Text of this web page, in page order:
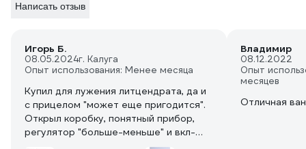
Написать отзыв
Игорь Б.
08.05.2024г. Калуга
Опыт использования: Менее месяца
Купил для лужения литцендрата, да и
с прицелом "может еще пригодится".
Открыл коробку, понятный прибор,
регулятор "больше-меньше" и вкл-
выкл. Настрогал грамм 70 ПОС60,
Владимир
08.12.2022
Опыт
месяцев
Отличная